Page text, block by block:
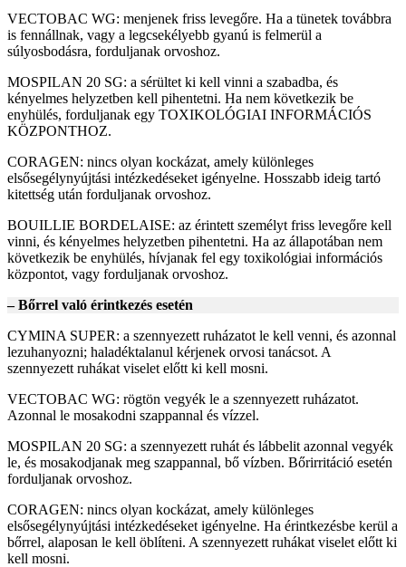
VECTOBAC WG: menjenek friss levegőre. Ha a tünetek továbbra
is fennállnak, vagy a legcsekélyebb gyanú is felmerül a
súlyosbodásra, forduljanak orvoshoz.
MOSPILAN 20 SG: a sérültet ki kell vinni a szabadba, és
kényelmes helyzetben kell pihentetni. Ha nem következik be
enyhülés, forduljanak egy TOXIKOLÓGIAI INFORMÁCIÓS
KÖZPONTHOZ.
CORAGEN: nincs olyan kockázat, amely különleges
elsősegélynyújtási intézkedéseket igényelne. Hosszabb ideig tartó
kitettség után forduljanak orvoshoz.
BOUILLIE BORDELAISE: az érintett személyt friss levegőre kell
vinni, és kényelmes helyzetben pihentetni. Ha az állapotában nem
következik be enyhülés, hívjanak fel egy toxikológiai információs
központot, vagy forduljanak orvoshoz.
– Bőrrel való érintkezés esetén
CYMINA SUPER: a szennyezett ruházatot le kell venni, és azonnal
lezuhanyozni; haladéktalanul kérjenek orvosi tanácsot. A
szennyezett ruhákat viselet előtt ki kell mosni.
VECTOBAC WG: rögtön vegyék le a szennyezett ruházatot.
Azonnal le mosakodni szappannal és vízzel.
MOSPILAN 20 SG: a szennyezett ruhát és lábbelit azonnal vegyék
le, és mosakodjanak meg szappannal, bő vízben. Bőrirritáció esetén
forduljanak orvoshoz.
CORAGEN: nincs olyan kockázat, amely különleges
elsősegélynyújtási intézkedéseket igényelne. Ha érintkezésbe kerül a
bőrrel, alaposan le kell öblíteni. A szennyezett ruhákat viselet előtt ki
kell mosni.